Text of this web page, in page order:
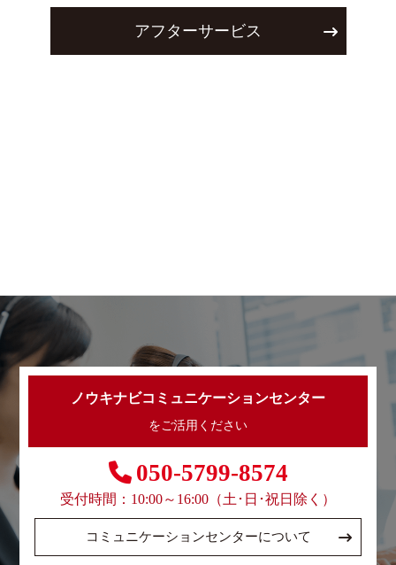
アフターサービス
ノウキナビコミュニケーションセンター
をご活用ください
050-5799-8574
受付時間：10:00～16:00（土･日･祝日除く）
コミュニケーションセンターについて